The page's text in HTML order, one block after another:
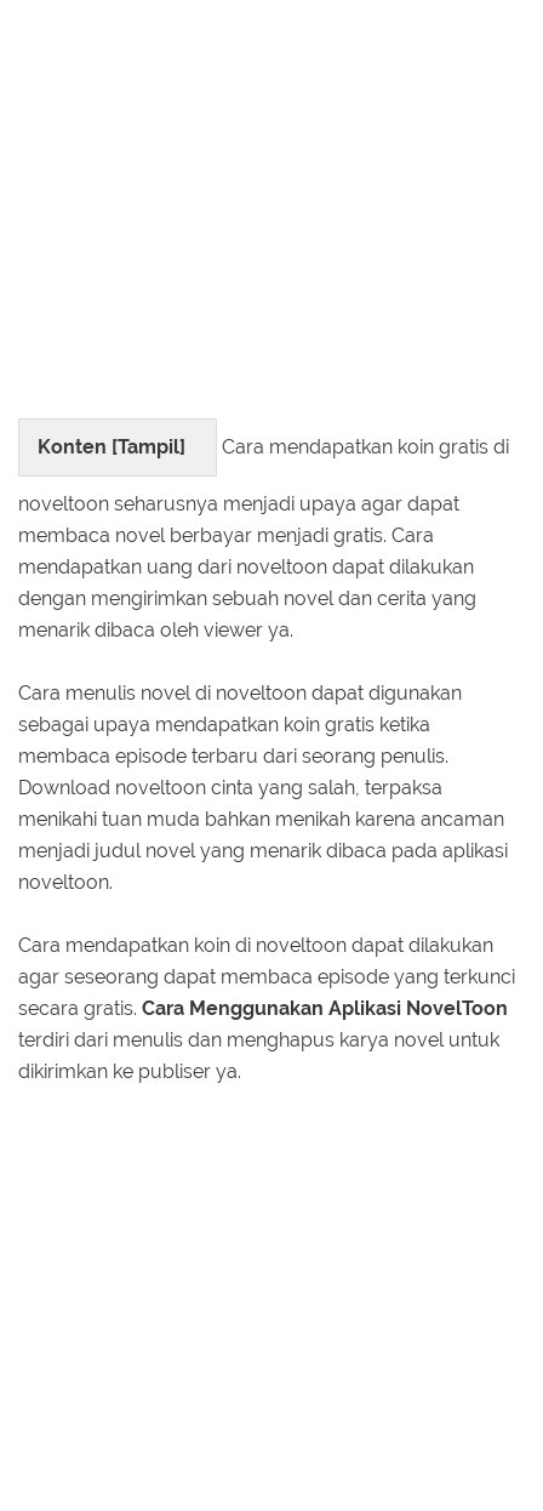
Konten [Tampil] Cara mendapatkan koin gratis di
noveltoon seharusnya menjadi upaya agar dapat
membaca novel berbayar menjadi gratis. Cara
mendapatkan uang dari noveltoon dapat dilakukan
dengan mengirimkan sebuah novel dan cerita yang
menarik dibaca oleh viewer ya.
Cara menulis novel di noveltoon dapat digunakan
sebagai upaya mendapatkan koin gratis ketika
membaca episode terbaru dari seorang penulis.
Download noveltoon cinta yang salah, terpaksa
menikahi tuan muda bahkan menikah karena ancaman
menjadi judul novel yang menarik dibaca pada aplikasi
noveltoon.
Cara mendapatkan koin di noveltoon dapat dilakukan
agar seseorang dapat membaca episode yang terkunci
secara gratis. Cara Menggunakan Aplikasi NovelToon
terdiri dari menulis dan menghapus karya novel untuk
dikirimkan ke publiser ya.